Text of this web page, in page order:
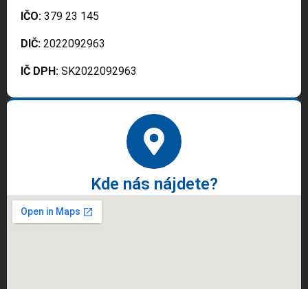
IČO: 379 23 145
DIČ: 2022092963
IČ DPH: SK2022092963
Kde nás nájdete?